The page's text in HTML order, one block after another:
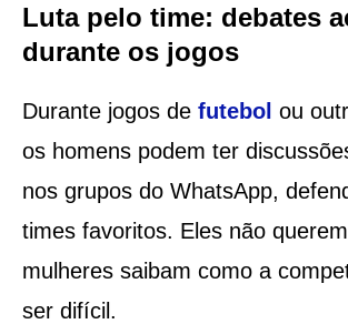
Luta pelo time: debates
durante os jogos
Durante jogos de futebol ou
os homens podem ter
nos grupos do WhatsApp,
times favoritos. Eles não
mulheres saibam como a
ser difícil.